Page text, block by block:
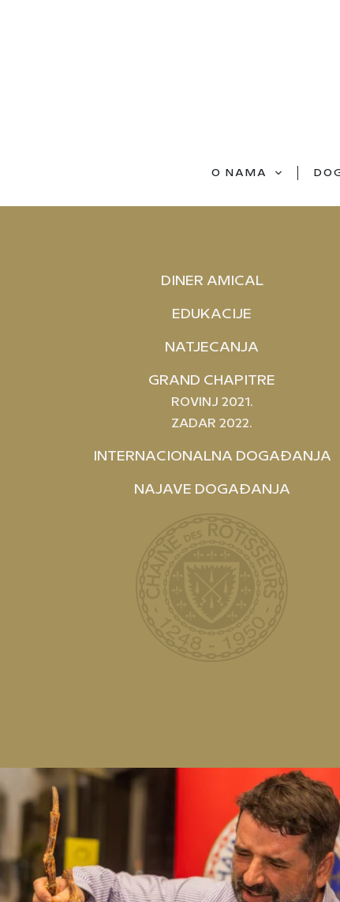
O NAMA
DINER AMICAL
EDUKACIJE
NATJECANJA
GRAND CHAPITRE
ROVINJ 2021.
ZADAR 2022.
INTERNACIONALNA DOGAĐANJA
NAJAVE DOGAĐANJA